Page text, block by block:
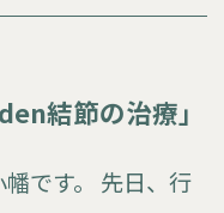
結節の治療」
です。 先日、行